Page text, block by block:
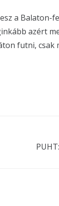
a
azért
futni, csak